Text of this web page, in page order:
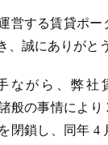
営する賃貸ポー
、誠にありがと
ながら、弊社
諸般の事情によ
閉鎖し、同年 4